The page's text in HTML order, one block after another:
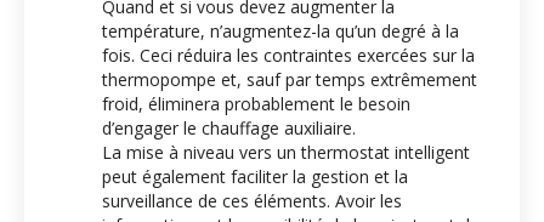
Quand et si vous devez augmenter la
température, n’augmentez-la qu’un degré à la
fois. Ceci réduira les contraintes exercées sur la
thermopompe et, sauf par temps extrêmement
froid, éliminera probablement le besoin
d’engager le chauffage auxiliaire.
La mise à niveau vers un thermostat intelligent
peut également faciliter la gestion et la
surveillance de ces éléments. Avoir les